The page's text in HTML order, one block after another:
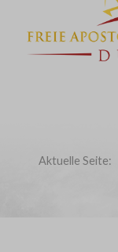
Aktuelle Seite: